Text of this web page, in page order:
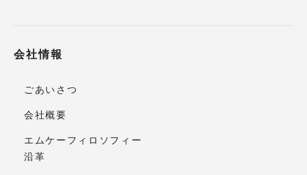
会社情報
ごあいさつ
会社概要
エムケーフィロソフィー
沿革